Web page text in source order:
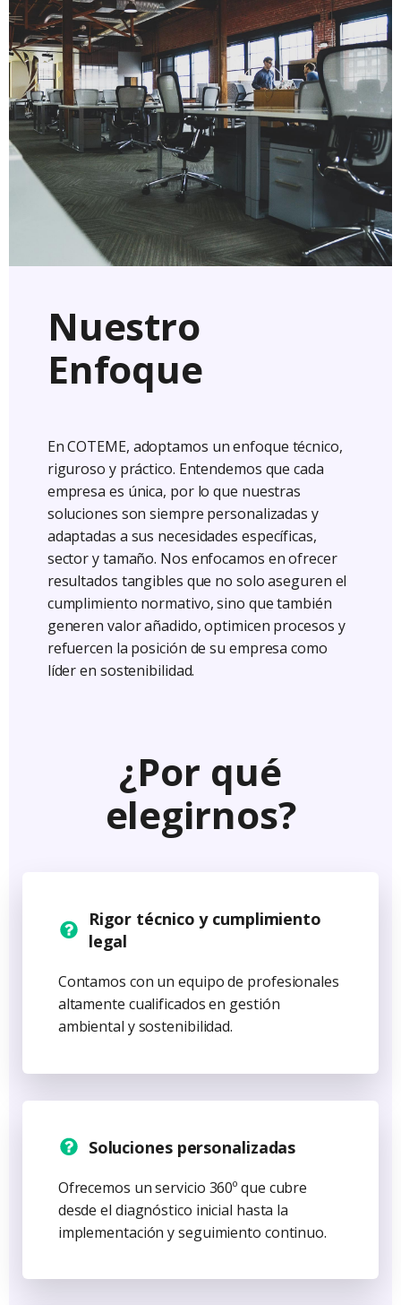
Nuestro
Enfoque
En COTEME, adoptamos un enfoque técnico,
riguroso y práctico. Entendemos que cada
empresa es única, por lo que nuestras
soluciones son siempre personalizadas y
adaptadas a sus necesidades específicas,
sector y tamaño. Nos enfocamos en ofrecer
resultados tangibles que no solo aseguren el
cumplimiento normativo, sino que también
generen valor añadido, optimicen procesos y
refuercen la posición de su empresa como
líder en sostenibilidad.
¿Por qué
elegirnos?
Rigor técnico y cumplimiento
legal
Contamos con un equipo de profesionales
altamente cualificados en gestión
ambiental y sostenibilidad.
Soluciones personalizadas
Ofrecemos un servicio 360º que cubre
desde el diagnóstico inicial hasta la
implementación y seguimiento continuo.